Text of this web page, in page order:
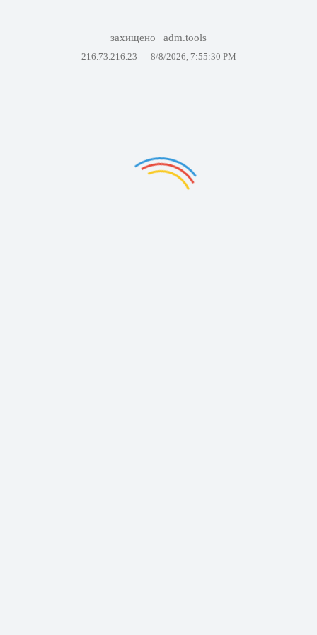
захищено adm.tools
216.73.216.23 — 8/8/2026, 7:55:30 PM